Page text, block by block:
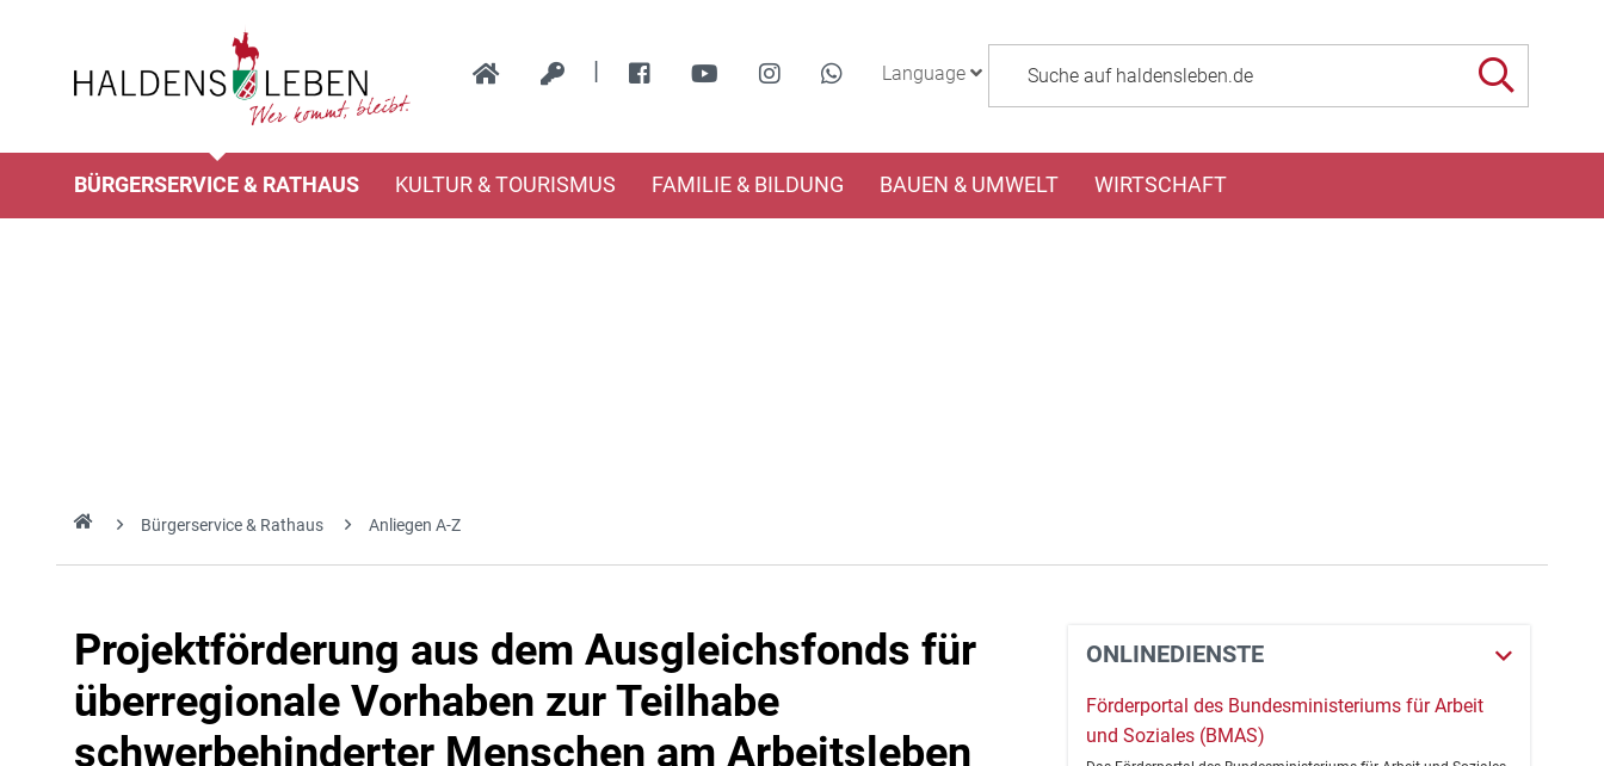
| Language
BÜRGERSERVICE & RATHAUS KULTUR & TOURISMUS FAMILIE & BILDUNG BAUEN & UMWELT WIRTSCHAFT
Bürgerservice & Rathaus Anliegen A-Z
Projektförderung aus dem Ausgleichsfonds für
überregionale Vorhaben zur Teilhabe
schwerbehinderter Menschen am Arbeitsleben
ONLINEDIENSTE
Förderportal des Bundesministeriums für Arbeit
und Soziales (BMAS)